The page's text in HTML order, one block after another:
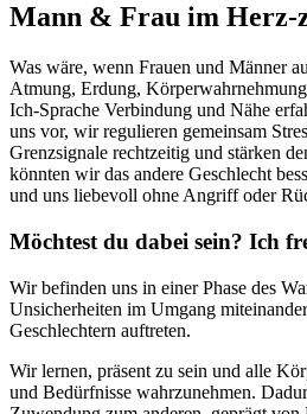
Mann & Frau im Herz-
Was wäre, wenn Frauen und Männer
Atmung, Erdung,
Ich-Sprache Verbindung und Nähe
uns vor, wir regulieren gemeinsam
Grenzsignale rechtzeitig und stärken
könnten wir das andere Geschlecht
und uns liebevoll ohne Angriff oder
Möchtest du dabei sein? Ich
Wir befinden uns in einer Phase des
Unsicherheiten im Umgang
Geschlechtern auftreten.
Wir lernen, präsent zu sein und alle
und Bedürfnisse wahrzunehmen.